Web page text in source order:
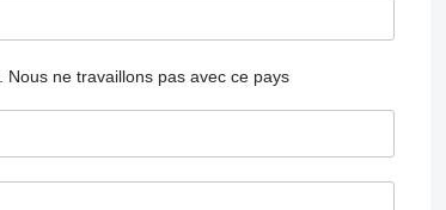
Nous ne travaillons pas avec ce pays